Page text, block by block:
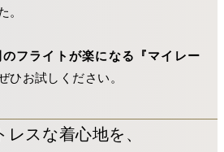
。
フライトが楽になる『マイレー
ひお試しください。
レスな着心地を、